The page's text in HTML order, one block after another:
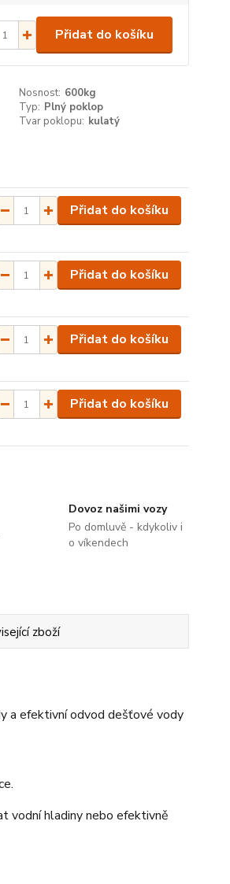
Přidat do košíku
Nosnost: 600kg
Typ: Plný poklop
Tvar poklopu: kulatý
Přidat do košíku
Přidat do košíku
Přidat do košíku
Přidat do košíku
Dovoz našimi vozy
Po domluvě - kdykoliv i
o víkendech
zboží
a efektivní odvod dešťové vody
vodní hladiny nebo efektivně